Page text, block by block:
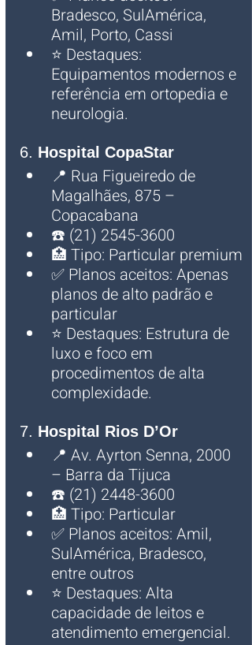
Bradesco, SulAmérica,
Amil, Porto, Cassi
⭐ Destaques:
Equipamentos modernos e
referência em ortopedia e
neurologia.
6. Hospital CopaStar
📍 Rua Figueiredo de
Magalhães, 875 –
Copacabana
☎️ (21) 2545-3600
🏥 Tipo: Particular premium
✅ Planos aceitos: Apenas
planos de alto padrão e
particular
⭐ Destaques: Estrutura de
luxo e foco em
procedimentos de alta
complexidade.
7. Hospital Rios D’Or
📍 Av. Ayrton Senna, 2000
– Barra da Tijuca
☎️ (21) 2448-3600
🏥 Tipo: Particular
✅ Planos aceitos: Amil,
SulAmérica, Bradesco,
entre outros
⭐ Destaques: Alta
capacidade de leitos e
atendimento emergencial.